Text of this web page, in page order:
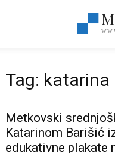
Tag: katarina
Metkovski
Katarinom Barišić
edukativne plakate